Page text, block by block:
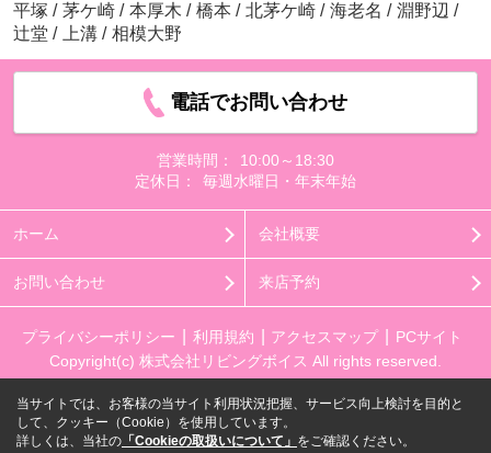
平塚 / 茅ケ崎 / 本厚木 / 橋本 / 北茅ケ崎 / 海老名 / 淵野辺 /
辻堂 / 上溝 / 相模大野
電話でお問い合わせ
営業時間：
10:00～18:30
定休日：
毎週水曜日・年末年始
ホーム 会社概要
お問い合わせ 来店予約
プライバシーポリシー 利用規約 アクセスマップ
PCサイト
Copyright(c) 株式会社リビングボイス All rights reserved.
当サイトでは、お客様の当サイト利用状況把握、サービス向上検討を目的と
して、クッキー（Cookie）を使用しています。
詳しくは、当社の 「Cookieの取扱いについて」 をご確認ください。